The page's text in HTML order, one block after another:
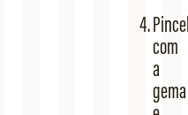
com
a
gema